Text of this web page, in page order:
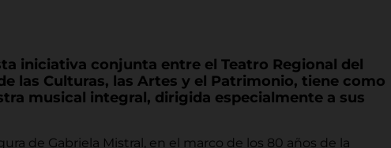
iniciativa conjunta entre el Teatro Regional del
las Culturas, las Artes y el Patrimonio, tiene como
musical integral, dirigida especialmente a sus
de Gabriela Mistral, en el marco de los 80 años de la